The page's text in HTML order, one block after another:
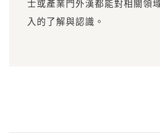
士或產業門外漢都能對相關領
入的了解與認識。